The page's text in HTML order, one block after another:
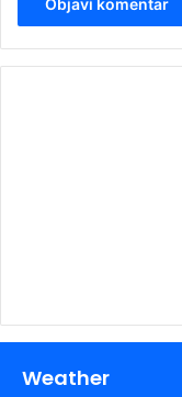
Weather